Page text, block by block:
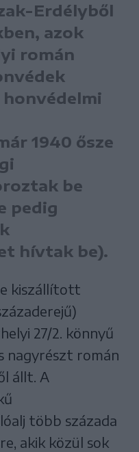
Erdélyből
azok
román
1940 ősze
be
pedig
hívtak be).
kiszállított
27/2. könnyű
nagyrészt román
állt. A
több százada
akik közül sok